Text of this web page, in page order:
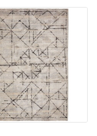
99,90 €
through
699,90 €